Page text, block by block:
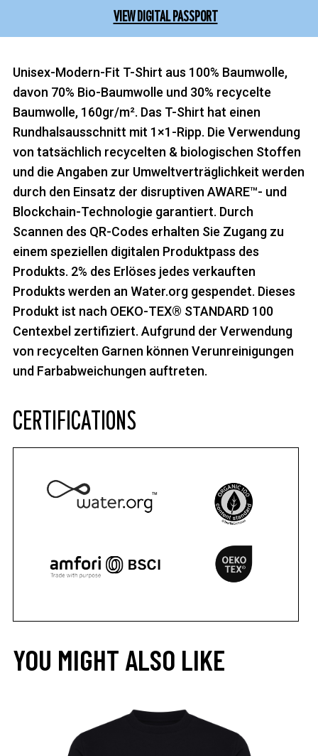
VIEW DIGITAL PASSPORT
Unisex-Modern-Fit T-Shirt aus 100% Baumwolle,
davon 70% Bio-Baumwolle und 30% recycelte
Baumwolle, 160gr/m². Das T-Shirt hat einen
Rundhalsausschnitt mit 1×1-Ripp. Die Verwendung
von tatsächlich recycelten & biologischen Stoffen
und die Angaben zur Umweltverträglichkeit werden
durch den Einsatz der disruptiven AWARE™- und
Blockchain-Technologie garantiert. Durch
Scannen des QR-Codes erhalten Sie Zugang zu
einem speziellen digitalen Produktpass des
Produkts. 2% des Erlöses jedes verkauften
Produkts werden an Water.org gespendet. Dieses
Produkt ist nach OEKO-TEX® STANDARD 100
Centexbel zertifiziert. Aufgrund der Verwendung
von recycelten Garnen können Verunreinigungen
und Farbabweichungen auftreten.
CERTIFICATIONS
YOU MIGHT ALSO LIKE